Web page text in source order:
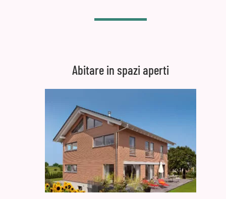
Abitare in spazi aperti